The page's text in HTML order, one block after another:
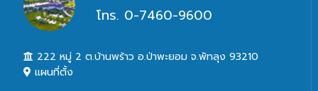
โทร. 0-7460-9600
222 หมู่ 2 ต.บ้านพร้าว อ.ป่าพะยอม จ.พัทลุง 93210
แผนที่ตั้ง